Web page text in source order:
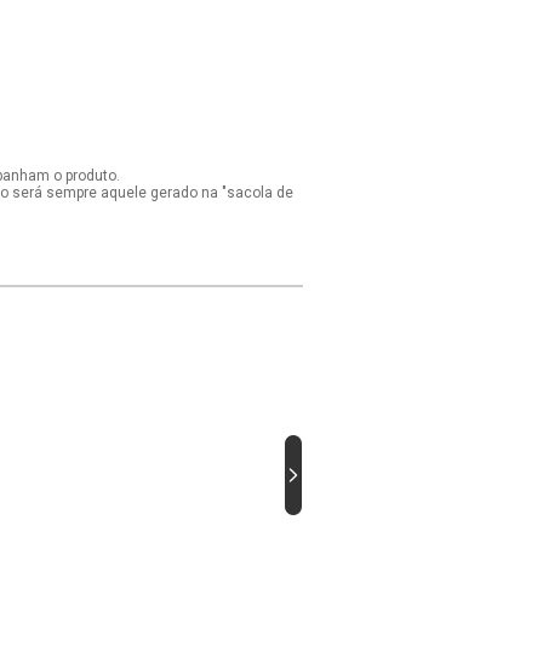
o produto.
será sempre aquele gerado na "sacola de